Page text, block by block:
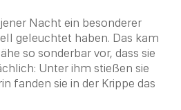
Nacht ein besonderer
geleuchtet haben. Das kam
so sonderbar vor, dass sie
Unter ihm stießen sie
fanden sie in der Krippe das